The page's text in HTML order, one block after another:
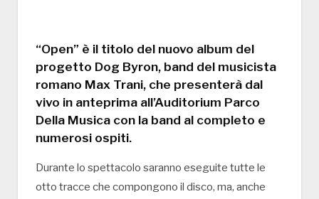
“Open” è il titolo del nuovo album del
progetto Dog Byron, band del musicista
romano Max Trani, che presenterà dal
vivo in anteprima all’Auditorium Parco
Della Musica con la band al completo e
numerosi ospiti.
Durante lo spettacolo saranno eseguite tutte le
otto tracce che compongono il disco, ma, anche